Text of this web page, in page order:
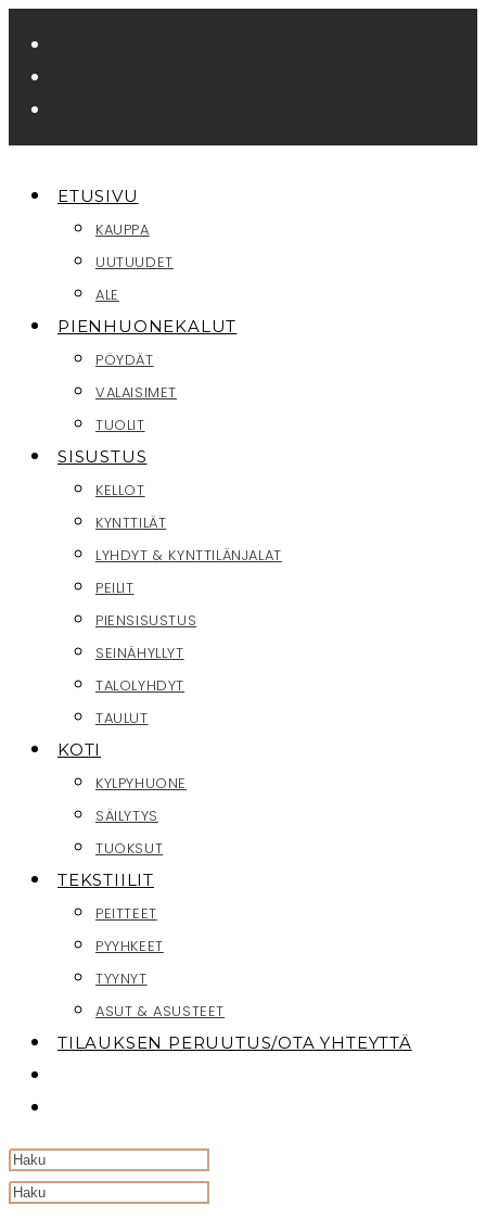
suoraan
sisältöön
ETUSIVU
KAUPPA
UUTUUDET
ALE
PIENHUONEKALUT
PÖYDÄT
VALAISIMET
TUOLIT
SISUSTUS
KELLOT
KYNTTILÄT
LYHDYT & KYNTTILÄNJALAT
PEILIT
PIENSISUSTUS
SEINÄHYLLYT
TALOLYHDYT
TAULUT
KOTI
KYLPYHUONE
SÄILYTYS
TUOKSUT
TEKSTIILIT
PEITTEET
PYYHKEET
TYYNYT
ASUT & ASUSTEET
TILAUKSEN PERUUTUS/OTA YHTEYTTÄ
Search